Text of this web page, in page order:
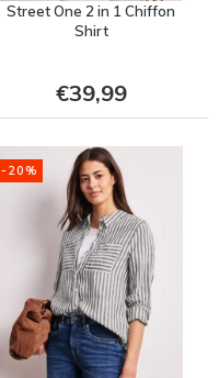
Street One 2 in 1 Chiffon
Shirt
€39,99
-20%